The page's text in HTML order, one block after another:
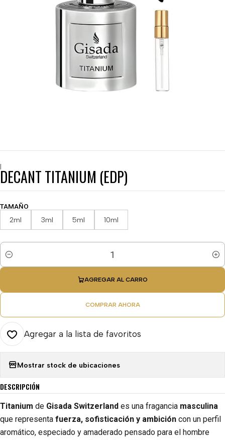
|
DECANT TITANIUM (EDP)
TAMAÑO
2ml 3ml 5ml 10ml
Cantidad
AGREGAR AL CARRO
COMPRAR AHORA
Agregar a la lista de favoritos
Mostrar stock de ubicaciones
DESCRIPCIÓN
Titanium de Gisada Switzerland es una fragancia masculina
que representa fuerza, sofisticación y ambición con un perfil
aromático, especiado y amaderado pensado para el hombre